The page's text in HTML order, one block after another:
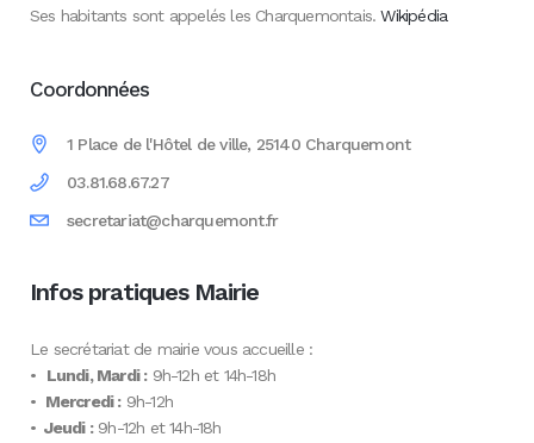
Ses habitants sont appelés les Charquemontais.Wikipédia
Coordonnées
1 Place de l'Hôtel de ville, 25140 Charquemont
03.81.68.67.27
secretariat@charquemont.fr
Infos pratiques Mairie
Le secrétariat de mairie vous accueille :
• Lundi, Mardi :9h-12h et 14h-18h
• Mercredi :9h-12h
• Jeudi :9h-12h et 14h-18h